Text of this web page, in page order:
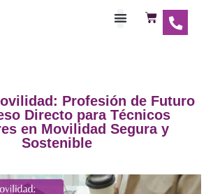
Movilidad: Profesión de
Directo para
en Movilidad Segura